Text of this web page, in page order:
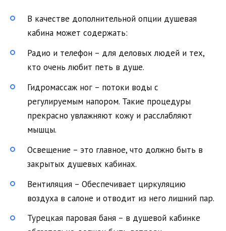
В качестве дополнительной опции душевая
кабина может содержать:
Радио и телефон – для деловых людей и тех,
кто очень любит петь в душе.
Гидромассаж ног – потоки воды с
регулируемым напором. Такие процедуры
прекрасно увлажняют кожу и расслабляют
мышцы.
Освещение – это главное, что должно быть в
закрытых душевых кабинах.
Вентиляция – Обеспечивает циркуляцию
воздуха в салоне и отводит из него лишний пар.
Турецкая паровая баня – в душевой кабинке